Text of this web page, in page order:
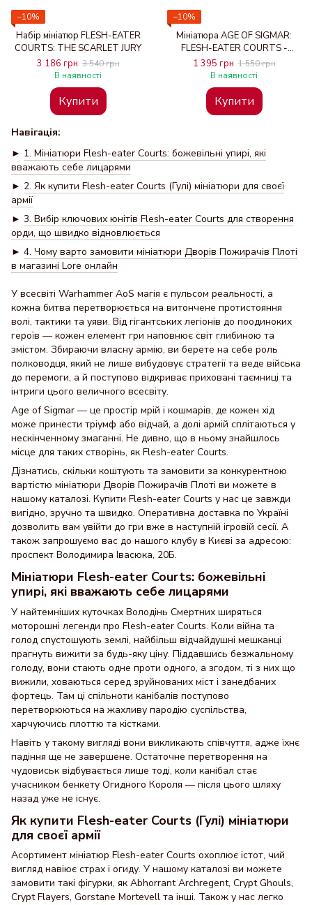
−10%
Набір мініатюр FLESH-EATER
COURTS: THE SCARLET JURY
3 186 грн 3 540 грн
В наявності
Купити
−10%
Мініатюра AGE OF SIGMAR:
FLESH-EATER COURTS -
ROYAL DECAPITATOR
1 395 грн 1 550 грн
В наявності
Купити
Навігація:
► 1. Мініатюри Flesh-eater Courts: божевільні упирі, які
вважають себе лицарями
► 2. Як купити Flesh-eater Courts (Гулі) мініатюри для своєї
армії
► 3. Вибір ключових юнітів Flesh-eater Courts для створення
орди, що швидко відновлюється
► 4. Чому варто замовити мініатюри Дворів Пожирачів Плоті
в магазині Lore онлайн
У всесвіті Warhammer AoS магія є пульсом реальності, а
кожна битва перетворюється на витончене протистояння
волі, тактики та уяви. Від гігантських легіонів до поодиноких
героїв — кожен елемент гри наповнює світ глибиною та
змістом. Збираючи власну армію, ви берете на себе роль
полководця, який не лише вибудовує стратегії та веде війська
до перемоги, а й поступово відкриває приховані таємниці та
інтриги цього величного всесвіту.
Age of Sigmar — це простір мрій і кошмарів, де кожен хід
може принести тріумф або відчай, а долі армій сплітаються у
нескінченному змаганні. Не дивно, що в ньому знайшлось
місце для таких створінь, як Flesh-eater Courts.
Дізнатись, скільки коштують та замовити за конкурентною
вартістю мініатюри Дворів Пожирачів Плоті ви можете в
нашому каталозі. Купити Flesh-eater Courts у нас це завжди
вигідно, зручно та швидко. Оперативна доставка по Україні
дозволить вам увійти до гри вже в наступній ігровій сесії. А
також запрошуємо вас до нашого клубу в Києві за адресою:
проспект Володимира Івасюка, 20Б.
Мініатюри Flesh-eater Courts: божевільні
упирі, які вважають себе лицарями
У найтемніших куточках Володінь Смертних ширяться
моторошні легенди про Flesh-eater Courts. Коли війна та
голод спустошують землі, найбільш відчайдушні мешканці
прагнуть вижити за будь-яку ціну. Піддавшись безжальному
голоду, вони стають одне проти одного, а згодом, ті з них що
вижили, ховаються серед зруйнованих міст і занедбаних
фортець. Там ці спільноти канібалів поступово
перетворюються на жахливу пародію суспільства,
харчуючись плоттю та кістками.
Навіть у такому вигляді вони викликають співчуття, адже їхнє
падіння ще не завершене. Остаточне перетворення на
чудовиськ відбувається лише тоді, коли канібал стає
учасником бенкету Огидного Короля — після цього шляху
назад уже не існує.
Як купити Flesh-eater Courts (Гулі) мініатюри
для своєї армії
Асортимент мініатюр Flesh-eater Courts охоплює істот, чий
вигляд навіює страх і огиду. У нашому каталозі ви можете
замовити такі фігурки, як Abhorrant Archregent, Crypt Ghouls,
Crypt Flayers, Gorstane Mortevell та інші. Також у нас легко